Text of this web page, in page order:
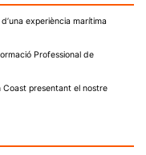
experiència marítima
Professional de
Coast presentant el nostre